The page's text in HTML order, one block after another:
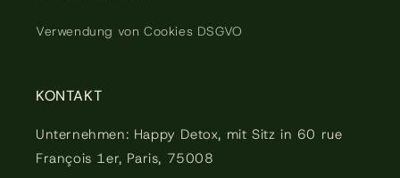
Verwendung von Cookies DSGVO
KONTAKT
Unternehmen: Happy Detox, mit Sitz in 60 rue
François 1er, Paris, 75008